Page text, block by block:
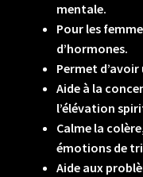
mentale.
Pour les
d’hormones.
Permet
Aide à la
l’élévation
Calme la
émotions de
Aide aux